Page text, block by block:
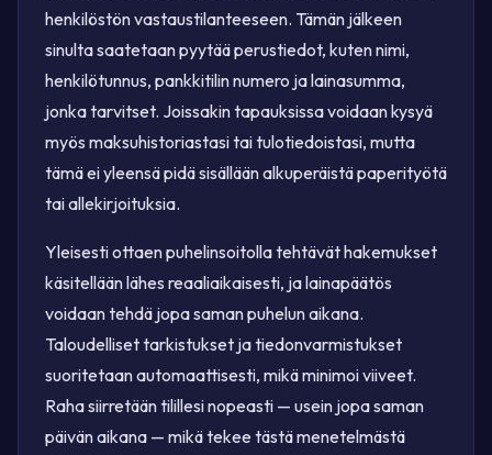
henkilöstön vastaustilanteeseen. Tämän jälkeen
sinulta saatetaan pyytää perustiedot, kuten nimi,
henkilötunnus, pankkitilin numero ja lainasumma,
jonka tarvitset. Joissakin tapauksissa voidaan kysyä
myös maksuhistoriastasi tai tulotiedoistasi, mutta
tämä ei yleensä pidä sisällään alkuperäistä paperityötä
tai allekirjoituksia.
Yleisesti ottaen puhelinsoitolla tehtävät hakemukset
käsitellään lähes reaaliaikaisesti, ja lainapäätös
voidaan tehdä jopa saman puhelun aikana.
Taloudelliset tarkistukset ja tiedonvarmistukset
suoritetaan automaattisesti, mikä minimoi viiveet.
Raha siirretään tilillesi nopeasti — usein jopa saman
päivän aikana — mikä tekee tästä menetelmästä